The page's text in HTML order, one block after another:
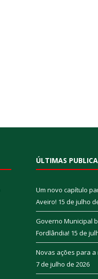
ÚLTIMAS
Um novo capítulo
Aveiro! 15 de julho
Governo Municipal
Fordlândia! 15 de
Novas ações para
7 de julho de 2026